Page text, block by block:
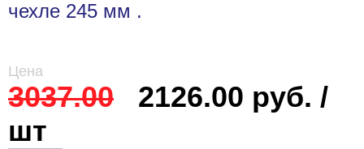
чехле 245 мм .
Цена
3037.00
2126.00 руб. /
шт